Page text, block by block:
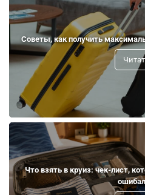
Советы, как получить
Что взять в круиз: чек-лист,